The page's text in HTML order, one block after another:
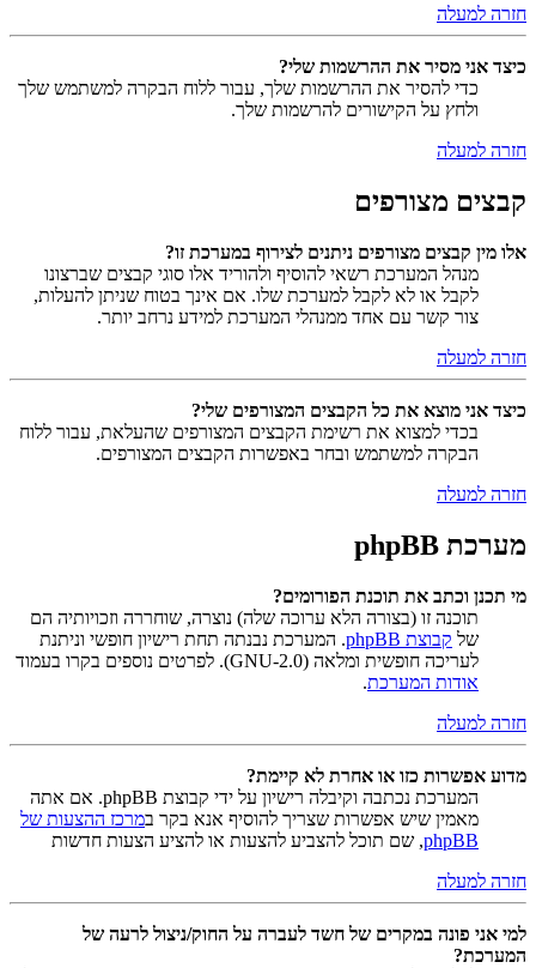
חזרה למעלה
כיצד אני מסיר את ההרשמות שלי?
כדי להסיר את ההרשמות שלך, עבור ללוח הבקרה למשתמש שלך
ולחץ על הקישורים להרשמות שלך.
חזרה למעלה
קבצים מצורפים
אלו מין קבצים מצורפים ניתנים לצירוף במערכת זו?
מנהל המערכת רשאי להוסיף ולהוריד אלו סוגי קבצים שברצונו
לקבל או לא לקבל למערכת שלו. אם אינך בטוח שניתן להעלות,
צור קשר עם אחד ממנהלי המערכת למידע נרחב יותר.
חזרה למעלה
כיצד אני מוצא את כל הקבצים המצורפים שלי?
בכדי למצוא את רשימת הקבצים המצורפים שהעלאת, עבור ללוח
הבקרה למשתמש ובחר באפשרות הקבצים המצורפים.
חזרה למעלה
מערכת phpBB
מי תכנן וכתב את תוכנת הפורומים?
תוכנה זו (בצורה הלא ערוכה שלה) נוצרה, שוחררה וזכויותיה הם
של קבוצת phpBB
. המערכת נבנתה תחת רישיון חופשי וניתנת
לעריכה חופשית ומלאה (GNU-2.0). לפרטים נוספים בקרו בעמוד
אודות המערכת.
חזרה למעלה
מדוע אפשרות כזו או אחרת לא קיימת?
המערכת נכתבה וקיבלה רישיון על ידי קבוצת phpBB. אם אתה
מאמין שיש אפשרות שצריך להוסיף אנא בקר במרכז ההצעות של
phpBB, שם תוכל להצביע להצעות או להציע הצעות חדשות
חזרה למעלה
למי אני פונה במקרים של חשד לעברה על החוק/ניצול לרעה של
המערכת?